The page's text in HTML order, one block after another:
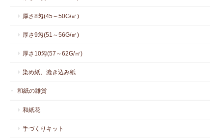
厚さ8匁(45～50G/㎡)
厚さ9匁(51～56G/㎡)
厚さ10匁(57～62G/㎡)
染め紙、漉き込み紙
和紙の雑貨
和紙花
手づくりキット